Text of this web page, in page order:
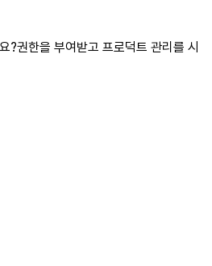
?권한을 부여받고 프로덕트 관리를 시